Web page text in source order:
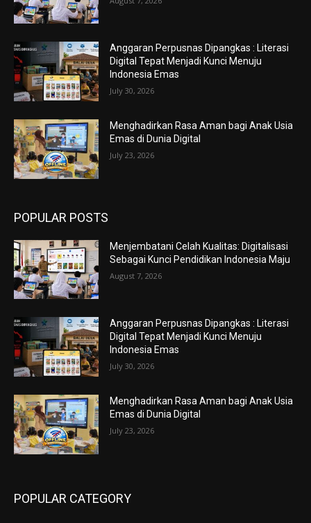
Anggaran Perpusnas Dipangkas : Literasi
Digital Tepat Menjadi Kunci Menuju
Indonesia Emas
July 30, 2026
Menghadirkan Rasa Aman bagi Anak Usia
Emas di Dunia Digital
July 23, 2026
POPULAR POSTS
Menjembatani Celah Kualitas: Digitalisasi
Sebagai Kunci Pendidikan Indonesia Maju
August 7, 2026
Anggaran Perpusnas Dipangkas : Literasi
Digital Tepat Menjadi Kunci Menuju
Indonesia Emas
July 30, 2026
Menghadirkan Rasa Aman bagi Anak Usia
Emas di Dunia Digital
July 23, 2026
POPULAR CATEGORY